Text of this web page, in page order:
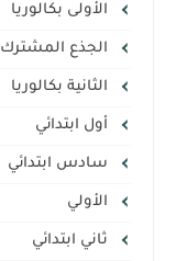
الأولى بكالوريا
الجذع المشترك
الثانية بكالوريا
أول ابتدائي
سادس ابتدائي
الأولي
ثاني ابتدائي